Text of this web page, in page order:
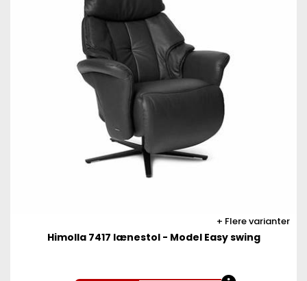
Flere varianter
Himolla 7417 lænestol - Model Easy swing